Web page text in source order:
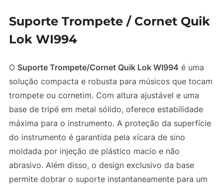
Suporte Trompete / Cornet Quik
Lok WI994
O Suporte Trompete/Cornet Quik Lok WI994 é uma
solução compacta e robusta para músicos que tocam
trompete ou cornetim. Com altura ajustável e uma
base de tripé em metal sólido, oferece estabilidade
máxima para o instrumento. A proteção da superfície
do instrumento é garantida pela xícara de sino
moldada por injeção de plástico macio e não
abrasivo. Além disso, o design exclusivo da base
permite dobrar o suporte instantaneamente para um